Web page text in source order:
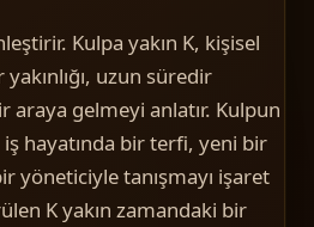
Kulpa yakın K, kişisel
uzun süredir
gelmeyi anlatır. Kulpun
iş hayatında bir terfi, yeni bir
yöneticiyle tanışmayı işaret
K yakın zamandaki bir